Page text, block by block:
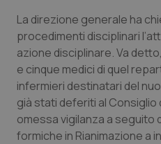
La direzione generale ha
procedimenti disciplinari
azione disciplinare. Va
e cinque medici di quel
infermieri destinatari del
già stati deferiti al
omessa vigilanza a seguito
formiche in Rianimazione a
tracking-sites-ironfish-